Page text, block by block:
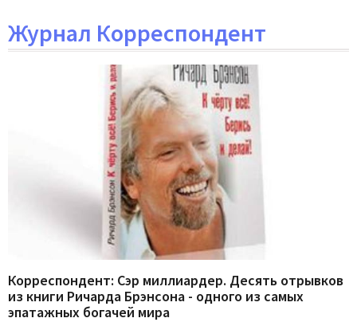
Журнал Корреспондент
Корреспондент: Сэр миллиардер. Десять отрывков
из книги Ричарда Брэнсона - одного из самых
эпатажных богачей мира